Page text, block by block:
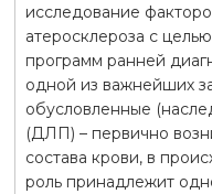
исследование
атеросклероза с
программ ранней
одной из важнейших
обусловленные
(ДЛП) – первично
состава крови, в
роль принадлежит